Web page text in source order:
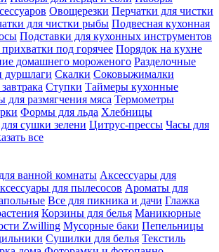
Овощерезки Перчатки для чистки
для чистки рыбы Подвесная кухонная
Подставки для кухонных инструментов
под горячее Порядок на кухне
домашнего мороженого Разделочные
дуршлаги Скалки Соковыжималки
Ступки Таймеры кухонные
для размягчения мяса Термометры
Формы для льда Хлебницы
сушки зелени Цитрус-прессы Часы для
все
ванной комнаты Аксессуары для
для пылесосов Ароматы для
Все для пикника и дачи Глажка
Корзины для белья Маникюрные
Zwilling Мусорные баки Пепельницы
Сушилки для белья Текстиль